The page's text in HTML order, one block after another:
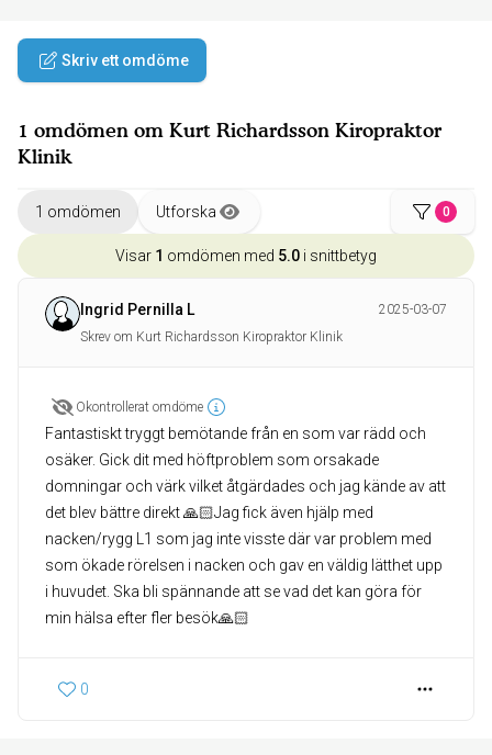
Skriv ett omdöme
1 omdömen om Kurt Richardsson Kiropraktor
Klinik
1 omdömen Utforska 0
Visar 1 omdömen med 5.0 i snittbetyg
Ingrid Pernilla L
2025-03-07
Skrev om Kurt Richardsson Kiropraktor Klinik
Okontrollerat omdöme
Fantastiskt tryggt bemötande från en som var rädd och
osäker. Gick dit med höftproblem som orsakade
domningar och värk vilket åtgärdades och jag kände av att
det blev bättre direkt 🙏🏻Jag fick även hjälp med
nacken/rygg L1 som jag inte visste där var problem med
som ökade rörelsen i nacken och gav en väldig lätthet upp
i huvudet. Ska bli spännande att se vad det kan göra för
min hälsa efter fler besök🙏🏻
0